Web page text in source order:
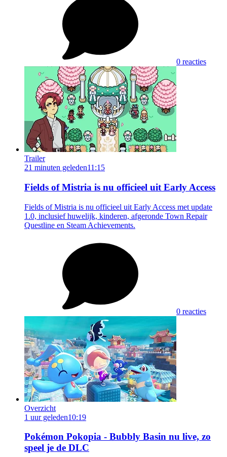
0 reacties
Trailer
21 minuten geleden11:15
Fields of Mistria is nu officieel uit Early Access
Fields of Mistria is nu officieel uit Early Access met update
1.0, inclusief huwelijk, kinderen, afgeronde Town Repair
Questline en Steam Achievements.
0 reacties
Overzicht
1 uur geleden10:19
Pokémon Pokopia - Bubbly Basin nu live, zo
speel je de DLC